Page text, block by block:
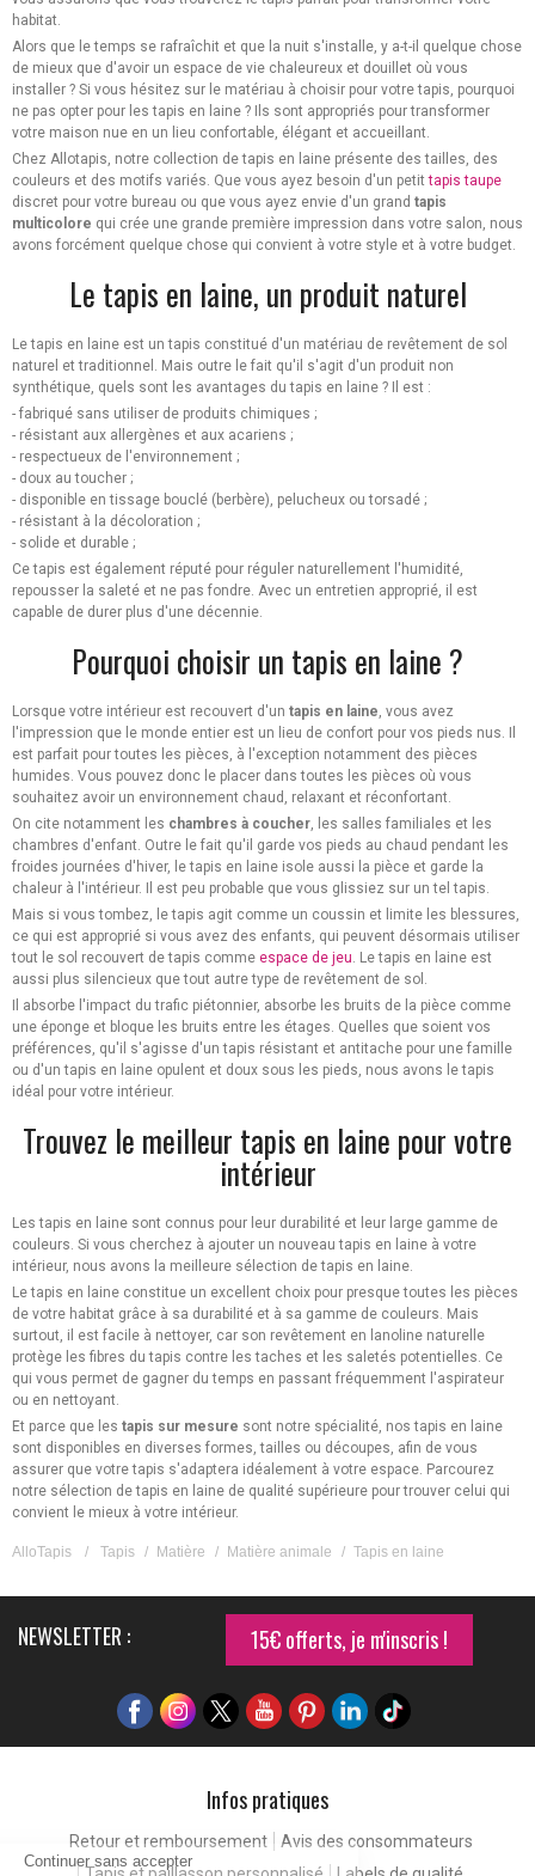
Continuer sans accepter
habitat.
Alors que le temps se rafraîchit et que la nuit s'installe, y a-t-il quelque chose
de mieux que d'avoir un espace de vie chaleureux et douillet où vous
installer ? Si vous hésitez sur le matériau à choisir pour votre tapis, pourquoi
ne pas opter pour les tapis en laine ? Ils sont appropriés pour transformer
votre maison nue en un lieu confortable, élégant et accueillant.
Chez Allotapis, notre collection de tapis en laine présente des tailles, des
couleurs et des motifs variés. Que vous ayez besoin d'un petittapis taupe
discret pour votre bureau ou que vous ayez envie d'un grand tapis
multicolore qui crée une grande première impression dans votre salon, nous
avons forcément quelque chose qui convient à votre style et à votre budget.
Le tapis en laine, un produit naturel
Le tapis en laine est un tapis constitué d'un matériau de revêtement de sol
naturel et traditionnel. Mais outre le fait qu'il s'agit d'un produit non
synthétique, quels sont les avantages du tapis en laine ? Il est :
- fabriqué sans utiliser de produits chimiques ;
- résistant aux allergènes et aux acariens ;
- respectueux de l'environnement ;
- doux au toucher ;
- disponible en tissage bouclé (berbère), pelucheux ou torsadé ;
- résistant à la décoloration ;
- solide et durable ;
Ce tapis est également réputé pour réguler naturellement l'humidité,
repousser la saleté et ne pas fondre. Avec un entretien approprié, il est
capable de durer plus d'une décennie.
Pourquoi choisir un tapis en laine ?
Lorsque votre intérieur est recouvert d'un tapis en laine, vous avez
l'impression que le monde entier est un lieu de confort pour vos pieds nus. Il
est parfait pour toutes les pièces, à l'exception notamment des pièces
humides. Vous pouvez donc le placer dans toutes les pièces où vous
souhaitez avoir un environnement chaud, relaxant et réconfortant.
On cite notamment les chambres à coucher, les salles familiales et les
chambres d'enfant. Outre le fait qu'il garde vos pieds au chaud pendant les
froides journées d'hiver, le tapis en laine isole aussi la pièce et garde la
chaleur à l'intérieur. Il est peu probable que vous glissiez sur un tel tapis.
Mais si vous tombez, le tapis agit comme un coussin et limite les blessures,
ce qui est approprié si vous avez des enfants, qui peuvent désormais utiliser
tout le sol recouvert de tapis comme espace de jeu. Le tapis en laine est
aussi plus silencieux que tout autre type de revêtement de sol.
Il absorbe l'impact du trafic piétonnier, absorbe les bruits de la pièce comme
une éponge et bloque les bruits entre les étages. Quelles que soient vos
préférences, qu'il s'agisse d'un tapis résistant et antitache pour une famille
ou d'un tapis en laine opulent et doux sous les pieds, nous avons le tapis
idéal pour votre intérieur.
Trouvez le meilleur tapis en laine pour votre
intérieur
Les tapis en laine sont connus pour leur durabilité et leur large gamme de
couleurs. Si vous cherchez à ajouter un nouveau tapis en laine à votre
intérieur, nous avons la meilleure sélection de tapis en laine.
Le tapis en laine constitue un excellent choix pour presque toutes les pièces
de votre habitat grâce à sa durabilité et à sa gamme de couleurs. Mais
surtout, il est facile à nettoyer, car son revêtement en lanoline naturelle
protège les fibres du tapis contre les taches et les saletés potentielles. Ce
qui vous permet de gagner du temps en passant fréquemment l'aspirateur
ou en nettoyant.
Et parce que les tapis sur mesure sont notre spécialité, nos tapis en laine
sont disponibles en diverses formes, tailles ou découpes, afin de vous
assurer que votre tapis s'adaptera idéalement à votre espace. Parcourez
notre sélection de tapis en laine de qualité supérieure pour trouver celui qui
convient le mieux à votre intérieur.
AlloTapis / Tapis / Matière / Matière animale / Tapis en laine
NEWSLETTER : 15€ offerts, je m'inscris !
Infos pratiques
Retour et remboursement
Avis des consommateurs